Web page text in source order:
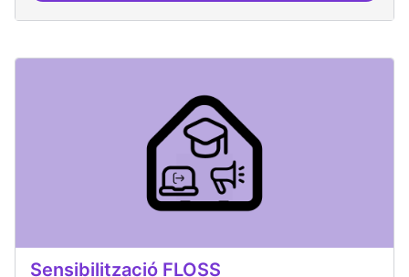
Sensibilització FLOSS